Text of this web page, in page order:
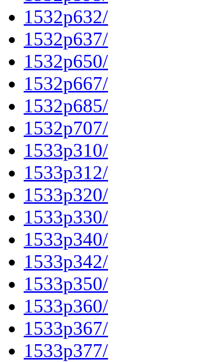
1532p632/
1532p637/
1532p650/
1532p667/
1532p685/
1532p707/
1533p310/
1533p312/
1533p320/
1533p330/
1533p340/
1533p342/
1533p350/
1533p360/
1533p367/
1533p377/